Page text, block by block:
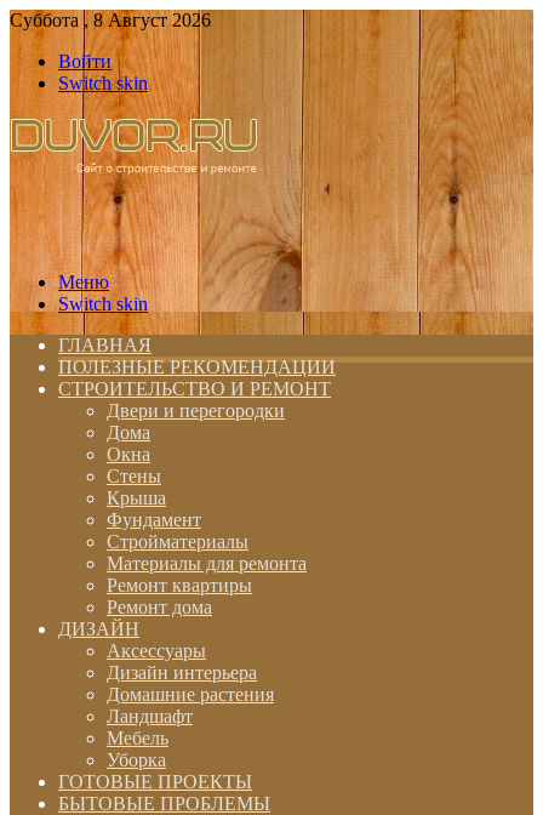
Суббота , 8 Август 2026
Войти
Switch skin
Меню
Switch skin
ГЛАВНАЯ
ПОЛЕЗНЫЕ РЕКОМЕНДАЦИИ
СТРОИТЕЛЬСТВО И РЕМОНТ
Двери и перегородки
Дома
Окна
Стены
Крыша
Фундамент
Стройматериалы
Материалы для ремонта
Ремонт квартиры
Ремонт дома
ДИЗАЙН
Аксессуары
Дизайн интерьера
Домашние растения
Ландшафт
Мебель
Уборка
ГОТОВЫЕ ПРОЕКТЫ
БЫТОВЫЕ ПРОБЛЕМЫ